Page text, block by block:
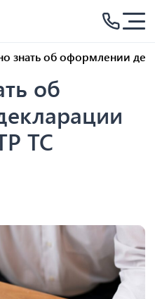
знать об оформлении
об
ТС